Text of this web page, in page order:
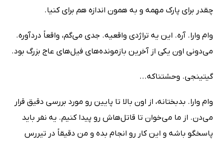
چقدر برای پارک مهمه و به همون اندازه هم برای کنیا.
وام وارا. آره. این یه تراژدی واقعیه. جدی می‌گم، واقعاً دردآوره.
می‌دونی اون یکی از آخرین بازمونده‌های فیل‌های عاج بزرگ بود.
گیتینجی. وحشتناکه...
وام وارا. بدبختانه، از اون بالا تا پایین رو مورد بررسی دقیق قرار
می‌دن. از ما می‌خوان تا قاتل‌هاش رو پیدا کنیم. یه نفر باید
پاسخگو باشه و این کار رو انجام بده و من دقیقاً در تیررس